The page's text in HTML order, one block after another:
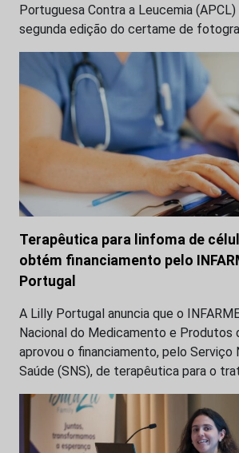
Portuguesa Contra a Leucemia
segunda edição do certame de
Terapêutica para linfoma de
obtém financiamento pelo
Portugal
A Lilly Portugal anuncia que o
Nacional do Medicamento e Produtos
aprovou o financiamento, pelo Serviço
Saúde (SNS), de terapêutica para o